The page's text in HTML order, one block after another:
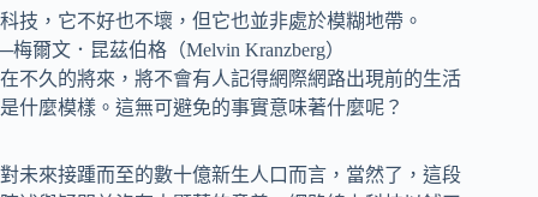
科技，它不好也不壞，但它也並非處於模糊地帶。
─梅爾文．昆茲伯格（Melvin Kranzberg）
在不久的將來，將不會有人記得網際網路出現前的生活
是什麼模樣。這無可避免的事實意味著什麼呢？
對未來接踵而至的數十億新生人口而言，當然了，這段